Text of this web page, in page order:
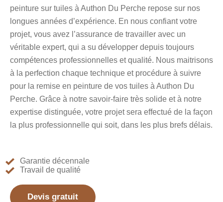
peinture sur tuiles à Authon Du Perche repose sur nos
longues années d’expérience. En nous confiant votre
projet, vous avez l’assurance de travailler avec un
véritable expert, qui a su développer depuis toujours
compétences professionnelles et qualité. Nous maitrisons
à la perfection chaque technique et procédure à suivre
pour la remise en peinture de vos tuiles à Authon Du
Perche. Grâce à notre savoir-faire très solide et à notre
expertise distinguée, votre projet sera effectué de la façon
la plus professionnelle qui soit, dans les plus brefs délais.
Garantie décennale
Travail de qualité
Devis gratuit